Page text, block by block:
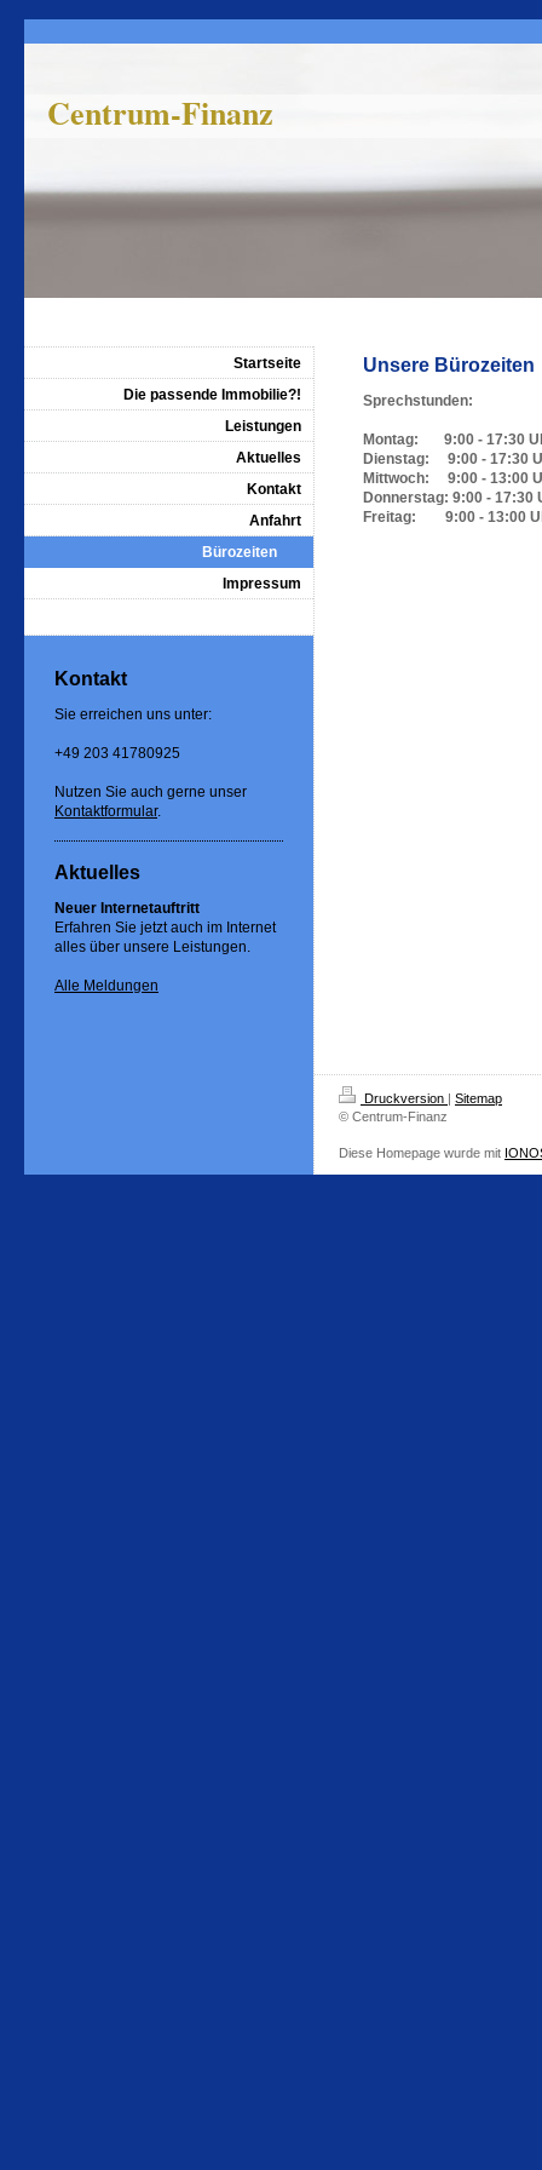
Centrum-Finanz
Unsere Bürozeiten
Sprechstunden:
Montag: 9:00 - 17:30
Dienstag: 9:00 - 17:30
Mittwoch: 9:00 - 13:00
Donnerstag: 9:00 - 17:30
Freitag: 9:00 - 13:00
Startseite
Die passende Immobilie?!
Leistungen
Aktuelles
Kontakt
Anfahrt
Bürozeiten
Impressum
Kontakt
Sie erreichen uns unter:
+49 203 41780925
Nutzen Sie auch gerne unser
Kontaktformular.
Aktuelles
Neuer Internetauftritt
Erfahren Sie jetzt auch im Internet
alles über unsere Leistungen.
Alle Meldungen
Druckversion | Sitemap
© Centrum-Finanz
Diese Homepage wurde mit